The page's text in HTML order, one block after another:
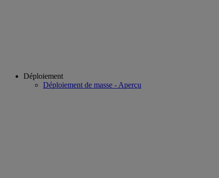
Déploiement
Déploiement de masse - Aperçu